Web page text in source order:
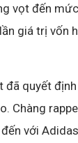
vọt đến
giá trị vốn
đã quyết
Chàng
với